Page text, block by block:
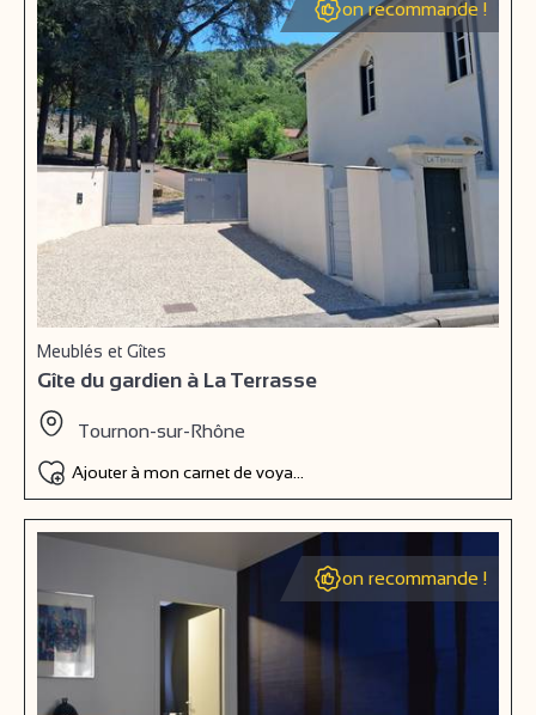
on recommande !
Meublés et Gîtes
Gîte du gardien à La Terrasse
Tournon-sur-Rhône
Ajouter à mon carnet de voyage
on recommande !